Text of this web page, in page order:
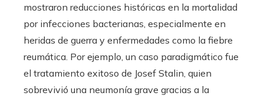
mostraron reducciones históricas en la mortalidad
por infecciones bacterianas, especialmente en
heridas de guerra y enfermedades como la fiebre
reumática. Por ejemplo, un caso paradigmático fue
el tratamiento exitoso de Josef Stalin, quien
sobrevivió una neumonía grave gracias a la